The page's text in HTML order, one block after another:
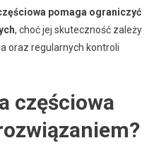
pomaga ograniczyć
, choć jej skuteczność zależy
oraz regularnych kontroli
częściowa